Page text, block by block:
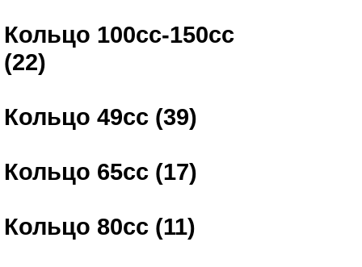
Кольцо 100сс-150сс
(22)
Кольцо 49сс (39)
Кольцо 65сс (17)
Кольцо 80сс (11)